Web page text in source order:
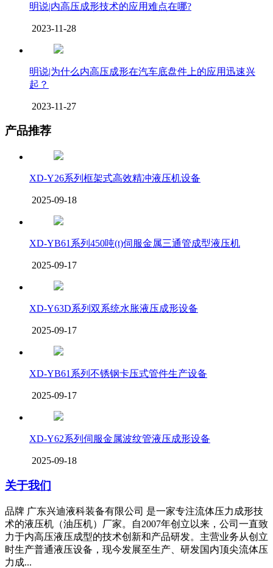
明说|内高压成形技术的应用难点在哪?
2023-11-28
明说|为什么内高压成形在汽车底盘件上的应用迅速兴
起？
2023-11-27
产品推荐
XD-Y26系列框架式高效精冲液压机设备
2025-09-18
XD-YB61系列450吨(t)伺服金属三通管成型液压机
2025-09-17
XD-Y63D系列双系统水胀液压成形设备
2025-09-17
XD-YB61系列不锈钢卡压式管件生产设备
2025-09-17
XD-Y62系列伺服金属波纹管液压成形设备
2025-09-18
关于我们
品牌 广东兴迪液科装备有限公司 是一家专注流体压力成形技
术的液压机（油压机）厂家。自2007年创立以来，公司一直致
力于内高压液压成型的技术创新和产品研发。主营业务从创立
时生产普通液压设备，现今发展至生产、研发国内顶尖流体压
力成...